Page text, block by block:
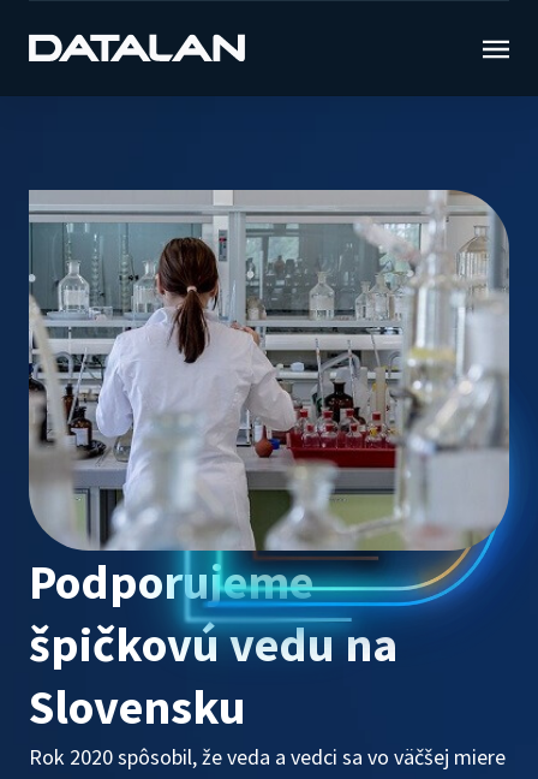
Podporujeme
špičkovú vedu na
Slovensku
Rok 2020 spôsobil, že veda a vedci sa vo väčšej miere